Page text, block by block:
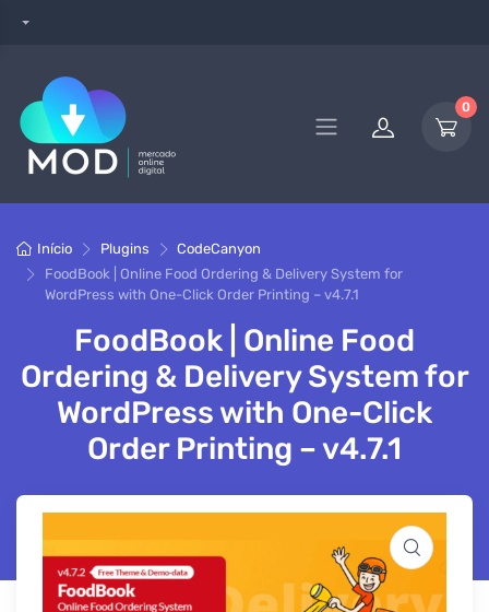
0
Início Plugins
CodeCanyon
FoodBook | Online Food Ordering & Delivery System for
WordPress with One-Click Order Printing – v4.7.1
FoodBook | Online Food
Ordering & Delivery System for
WordPress with One-Click
Order Printing – v4.7.1